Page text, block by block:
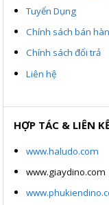
Tuyển Dụng
Chính sách bán
Chính sách đổi trả
Liên hệ
HỢP TÁC & LIÊN
www.haludo.com
www.giaydino.com